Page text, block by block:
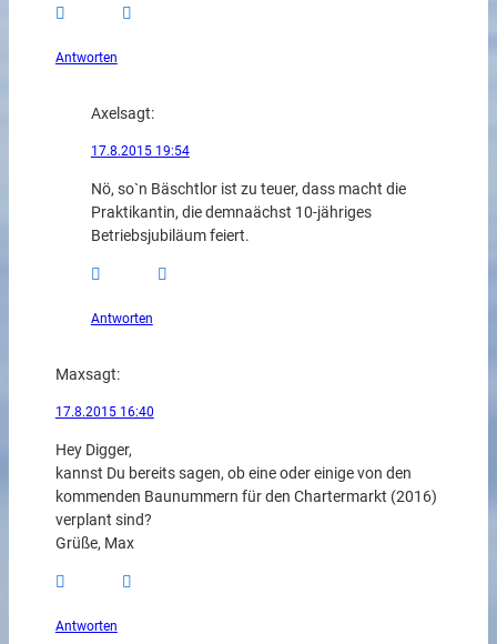
Antworten
Axelsagt:
17.8.2015 19:54
Nö, so`n Bäschtlor ist zu teuer, dass macht die
Praktikantin, die demnaächst 10-jähriges
Betriebsjubiläum feiert.
Antworten
Maxsagt:
17.8.2015 16:40
Hey Digger,
kannst Du bereits sagen, ob eine oder einige von den
kommenden Baunummern für den Chartermarkt (2016)
verplant sind?
Grüße, Max
Antworten